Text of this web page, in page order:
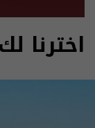
اخترنا لك